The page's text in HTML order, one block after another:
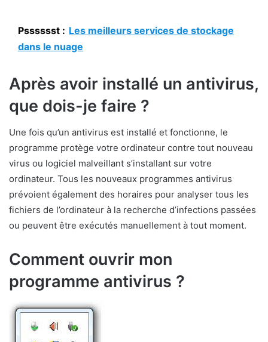
Psssssst : Les meilleurs services de stockage
dans le nuage
Après avoir installé un antivirus,
que dois-je faire ?
Une fois qu’un antivirus est installé et fonctionne, le
programme protège votre ordinateur contre tout nouveau
virus ou logiciel malveillant s’installant sur votre
ordinateur. Tous les nouveaux programmes antivirus
prévoient également des horaires pour analyser tous les
fichiers de l’ordinateur à la recherche d’infections passées
ou peuvent être exécutés manuellement à tout moment.
Comment ouvrir mon
programme antivirus ?